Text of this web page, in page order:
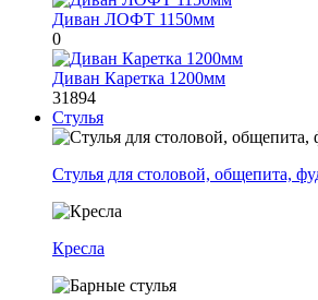
Диван ЛОФТ 1150мм
0
Диван Каретка 1200мм
31894
Стулья
Стулья для столовой, общепита,
Кресла